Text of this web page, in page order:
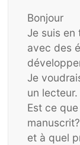
Bonjour
Je suis en
avec des
Je
un lecteur.
Est ce
manuscrit?
et à quel